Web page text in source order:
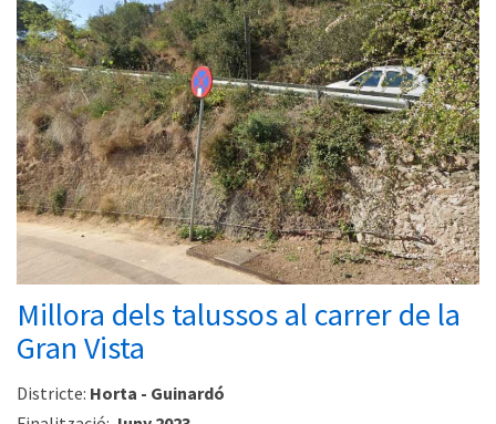
Millora dels talussos al carrer de la
Gran Vista
Districte: Horta - Guinardó